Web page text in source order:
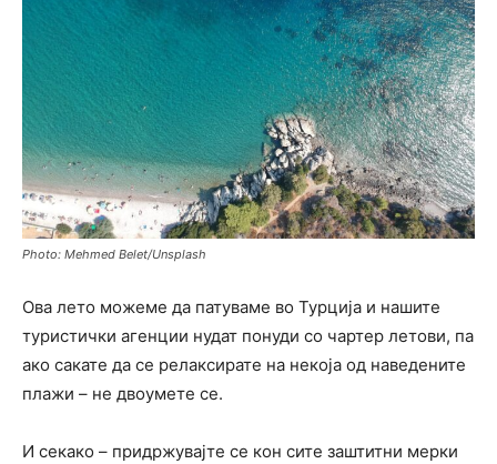
Photo: Mehmed Belet/Unsplash
Ова лето можеме да патуваме во Турција и нашите
туристички агенции нудат понуди со чартер летови, па
ако сакате да се релаксирате на некоја од наведените
плажи – не двоумете се.
И секако – придржувајте се кон сите заштитни мерки